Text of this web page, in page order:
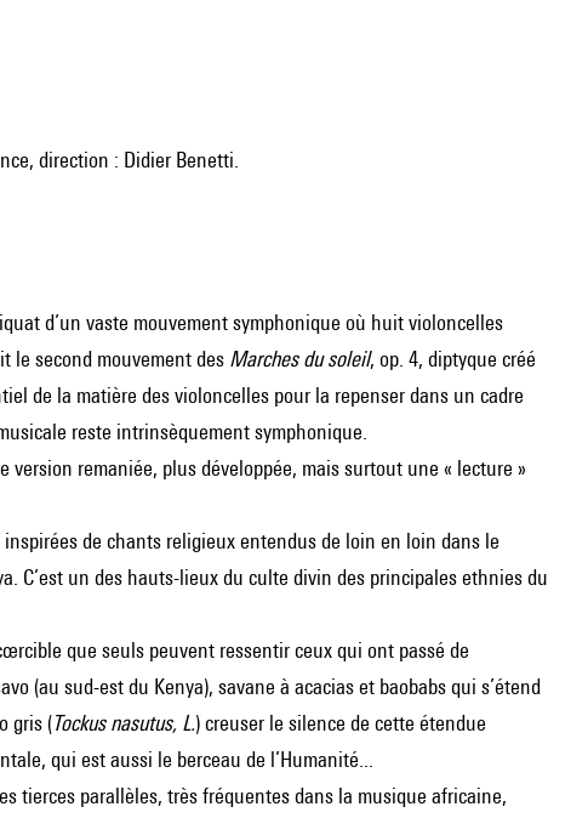
direction : Didier Benetti.
d’un vaste mouvement symphonique où huit violoncelles
le second mouvement des Marches du soleil, op. 4, diptyque créé
de la matière des violoncelles pour la repenser dans un cadre
reste intrinsèquement symphonique.
version remaniée, plus développée, mais surtout une « lecture »
inspirées de chants religieux entendus de loin en loin dans le
C’est un des hauts-lieux du culte divin des principales ethnies du
que seuls peuvent ressentir ceux qui ont passé de
(au sud-est du Kenya), savane à acacias et baobabs qui s’étend
gris (Tockus nasutus, L.) creuser le silence de cette étendue
qui est aussi le berceau de l’Humanité...
tierces parallèles, très fréquentes dans la musique africaine,